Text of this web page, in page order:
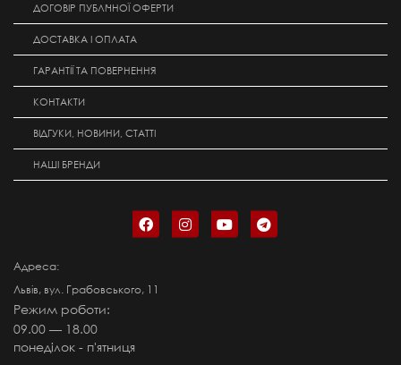
ДОГОВІР ПУБЛІЧНОЇ ОФЕРТИ
ДОСТАВКА І ОПЛАТА
ГАРАНТІЇ ТА ПОВЕРНЕННЯ
КОНТАКТИ
ВІДГУКИ, НОВИНИ, СТАТТІ
НАШІ БРЕНДИ
Адреса:
Львів, вул. Грабовського, 11
Режим роботи:
09.00 — 18.00
понеділок - п'ятниця